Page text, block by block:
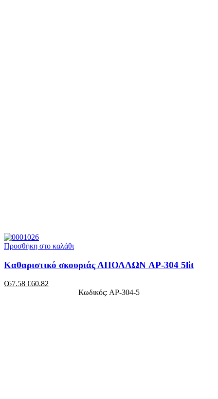
Προσθήκη στο καλάθι
Καθαριστικό σκουριάς ΑΠΟΛΛΩΝ AP-304 5lit
€67.58 €60.82
Κωδικός: ΑΡ-304-5